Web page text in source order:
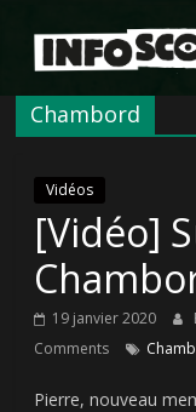
contenu
Chambord
Vidéos
[Vidéo]
19 janvier 2020
Comments
Pierre, nouveau